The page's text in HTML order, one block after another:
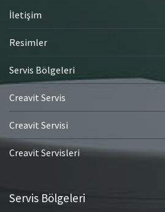
İletişim
Resimler
Servis Bölgeleri
Creavit Servis
Creavit Servisi
Creavit Servisleri
Servis Bölgeleri